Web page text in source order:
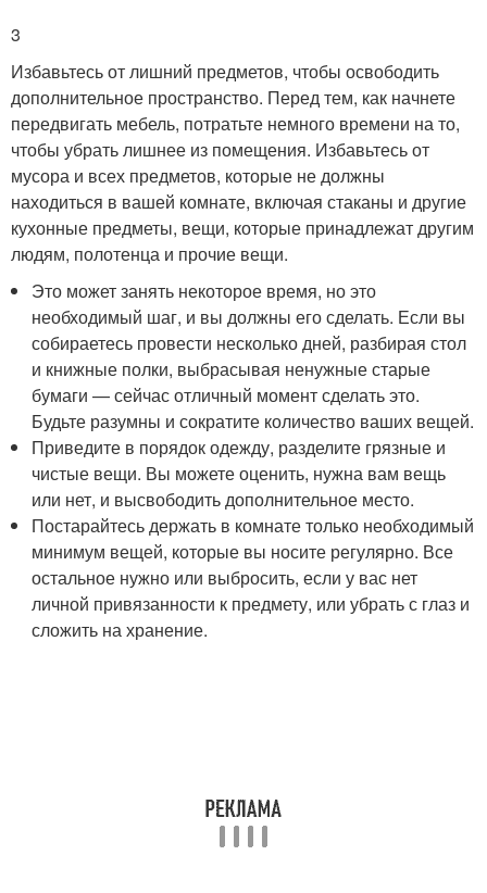
3
Избавьтесь от лишний предметов, чтобы освободить
дополнительное пространство. Перед тем, как начнете
передвигать мебель, потратьте немного времени на то,
чтобы убрать лишнее из помещения. Избавьтесь от
мусора и всех предметов, которые не должны
находиться в вашей комнате, включая стаканы и другие
кухонные предметы, вещи, которые принадлежат другим
людям, полотенца и прочие вещи.
Это может занять некоторое время, но это
необходимый шаг, и вы должны его сделать. Если вы
собираетесь провести несколько дней, разбирая стол
и книжные полки, выбрасывая ненужные старые
бумаги — сейчас отличный момент сделать это.
Будьте разумны и сократите количество ваших вещей.
Приведите в порядок одежду, разделите грязные и
чистые вещи. Вы можете оценить, нужна вам вещь
или нет, и высвободить дополнительное место.
Постарайтесь держать в комнате только необходимый
минимум вещей, которые вы носите регулярно. Все
остальное нужно или выбросить, если у вас нет
личной привязанности к предмету, или убрать с глаз и
сложить на хранение.